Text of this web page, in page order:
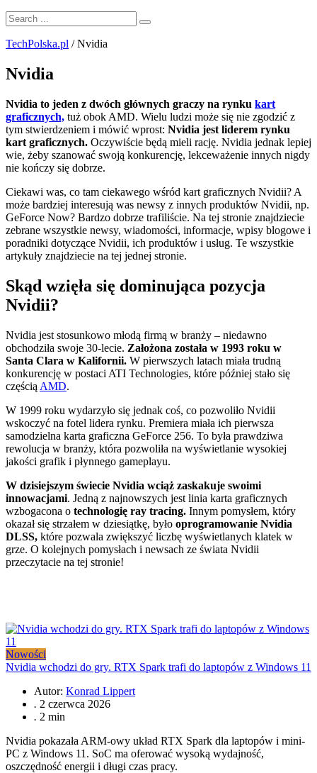
TechPolska.pl /Nvidia
Nvidia
Nvidia to jeden z dwóch głównych graczy na rynku kart
graficznych, tuż obok AMD. Wielu ludzi może się nie zgodzić z
tym stwierdzeniem i mówić wprost: Nvidia jest liderem rynku
kart graficznych. Oczywiście będą mieli rację. Nvidia jednak lepiej
wie, żeby szanować swoją konkurencję, lekceważenie innych nigdy
nie kończy się dobrze.
Ciekawi was, co tam ciekawego wśród kart graficznych Nvidii? A
może bardziej interesują was newsy z innych produktów Nvidii, np.
GeForce Now? Bardzo dobrze trafiliście. Na tej stronie znajdziecie
zebrane wszystkie newsy, wiadomości, informacje, wpisy blogowe i
poradniki dotyczące Nvidii, ich produktów i usług. Te wszystkie
artykuły znajdziecie na tej jednej stronie.
Skąd wzięła się dominująca pozycja
Nvidii?
Nvidia jest stosunkowo młodą firmą w branży – niedawno
obchodziła swoje 30-lecie. Założona została w 1993 roku w
Santa Clara w Kalifornii. W pierwszych latach miała trudną
konkurencję w postaci ATI Technologies, które później stało się
częścią AMD.
W 1999 roku wydarzyło się jednak coś, co pozwoliło Nvidii
wskoczyć na fotel lidera rynku. Premiera miała ich pierwsza
samodzielna karta graficzna GeForce 256. To była prawdziwa
rewolucja w branży, która pozwoliła na wyświetlanie wysokiej
jakości grafik i płynnego gameplayu.
W dzisiejszym świecie Nvidia wciąż zaskakuje swoimi
innowacjami. Jedną z najnowszych jest linia karta graficznych
wzbogacona o technologię ray tracing. Innym pomysłem, który
okazał się strzałem w dziesiątkę, było oprogramowanie Nvidia
DLSS, które pozwala zwiększyć liczbę wyświetlanych klatek w
grze. O kolejnych pomysłach i newsach ze świata Nvidii
przeczytacie na tej stronie!
Nowości
Nvidia wchodzi do gry. RTX Spark trafi do laptopów z Windows 11
Autor: Konrad Lippert
. 2 czerwca 2026
. 2 min
Nvidia pokazała ARM-owy układ RTX Spark dla laptopów i mini-
PC z Windows 11. SoC ma oferować wysoką wydajność,
oszczędność energii i długi czas pracy.